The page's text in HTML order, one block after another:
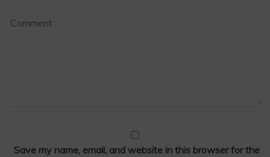
Save my name, email, and website in this browser for the